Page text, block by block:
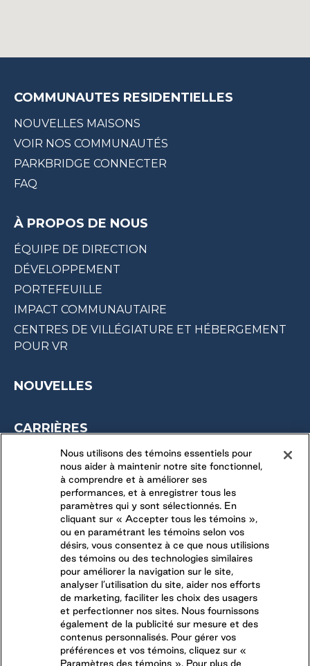
COMMUNAUTES RESIDENTIELLES
NOUVELLES MAISONS
VOIR NOS COMMUNAUTÉS
PARKBRIDGE CONNECTER
FAQ
À PROPOS DE NOUS
ÉQUIPE DE DIRECTION
DÉVELOPPEMENT
PORTEFEUILLE
IMPACT COMMUNAUTAIRE
CENTRES DE VILLÉGIATURE ET HÉBERGEMENT
POUR VR
NOUVELLES
CARRIÈRES
OPPORTUNITÉS SAISONNIÈRES
DERNIÈRES OPPORTUNITÉS
CONNECTEZ-VOUS AVEC NOUS
SUIVEZ-NOUS SUR
Nous utilisons des témoins essentiels pour
nous aider à maintenir notre site fonctionnel,
à comprendre et à améliorer ses
performances, et à enregistrer tous les
paramètres qui y sont sélectionnés. En
cliquant sur « Accepter tous les témoins »,
ou en paramétrant les témoins selon vos
désirs, vous consentez à ce que nous utilisions
des témoins ou des technologies similaires
pour améliorer la navigation sur le site,
analyser l’utilisation du site, aider nos efforts
de marketing, faciliter les choix des usagers
et perfectionner nos sites. Nous fournissons
également de la publicité sur mesure et des
contenus personnalisés. Pour gérer vos
préférences et vos témoins, cliquez sur «
Paramètres des témoins ». Pour plus de